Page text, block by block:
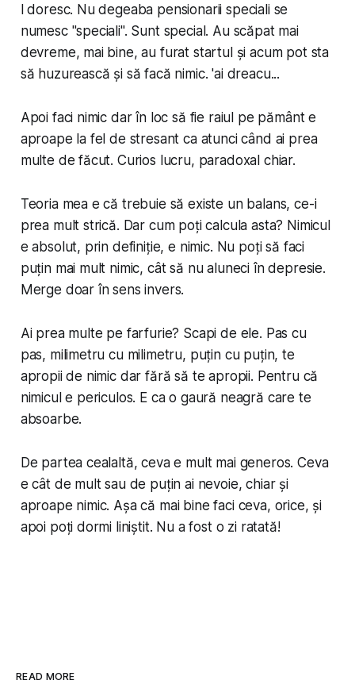
l doresc. Nu degeaba pensionarii speciali se
numesc "speciali". Suntspecial. Au scăpat mai
devreme, mai bine, au furat startul și acum pot sta
să huzurească și să facă nimic.'ai dreacu...
Apoi faci nimic dar în loc să fie raiul pe pământ e
aproape la fel de stresant ca atunci când ai prea
multe de făcut. Curios lucru, paradoxal chiar.
Teoria mea e că trebuie să existe un balans, ce-i
prea mult strică. Dar cum poți calcula asta? Nimicul
e absolut, prin definiție, e nimic. Nu poți să faci
puțin mai mult nimic, cât să nu aluneci în depresie.
Merge doar în sens invers.
Ai prea multe pe farfurie? Scapi de ele. Pas cu
pas, milimetru cu milimetru, puțin cu puțin, te
apropii de nimic dar fără să teapropii. Pentru că
nimicul e periculos. E ca o gaură neagră care te
absoarbe.
De partea cealaltă,cevae mult mai generos.Ceva
e cât de mult sau de puțin ai nevoie, chiar și
aproape nimic. Așa că mai bine faci ceva, orice, și
apoi poți dormi liniștit. Nu a fost o zi ratată!
READ MORE